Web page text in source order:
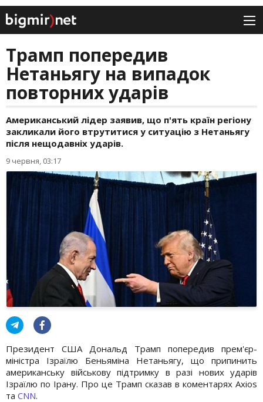
Трамп попередив
Нетаньягу на випадок
повторних ударів
Американський лідер заявив, що п'ять країн регіону
закликали його втрутитися у ситуацію з Нетаньягу
після нещодавніх ударів.
9 червня, 03:17
Президент США Дональд Трамп попередив прем'єр-
міністра Ізраїлю Беньяміна Нетаньягу, що припинить
американську військову підтримку в разі нових ударів
Ізраїлю по Ірану. Про це Трамп сказав в коментарях Axios
та CNN.